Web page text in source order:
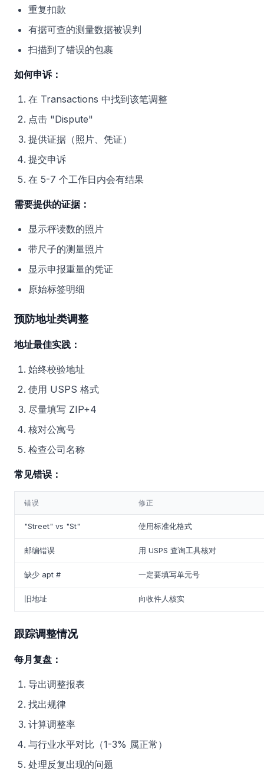
重复扣款
有据可查的测量数据被误判
扫描到了错误的包裹
如何申诉：
在 Transactions 中找到该笔调整
点击 "Dispute"
提供证据（照片、凭证）
提交申诉
在 5-7 个工作日内会有结果
需要提供的证据：
显示秤读数的照片
带尺子的测量照片
显示申报重量的凭证
原始标签明细
预防地址类调整
地址最佳实践：
始终校验地址
使用 USPS 格式
尽量填写 ZIP+4
核对公寓号
检查公司名称
常见错误：
错误 修正
"Street" vs "St" 使用标准化格式
邮编错误 用 USPS 查询工具核对
缺少 apt # 一定要填写单元号
旧地址 向收件人核实
跟踪调整情况
每月复盘：
导出调整报表
找出规律
计算调整率
与行业水平对比（1-3% 属正常）
处理反复出现的问题